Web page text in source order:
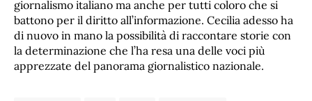
giornalismo italiano ma anche per tutti coloro che si
battono per il diritto all’informazione. Cecilia adesso ha
di nuovo in mano la possibilità di raccontare storie con
la determinazione che l’ha resa una delle voci più
apprezzate del panorama giornalistico nazionale.